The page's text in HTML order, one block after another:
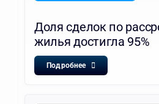
Доля сделок по
жилья достигла 95%
Подробнее